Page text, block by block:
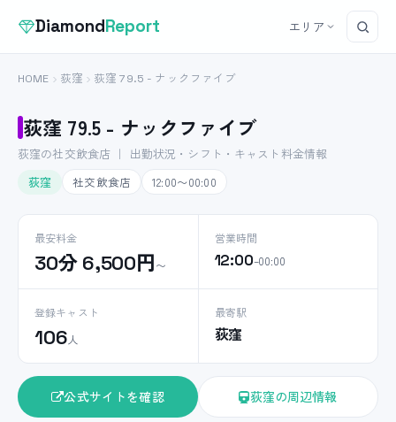
DiamondReport エリア
HOME 荻窪 荻窪 79.5 - ナックファイブ
荻窪 79.5 - ナックファイブ
荻窪の社交飲食店 ｜ 出勤状況・シフト・キャスト料金情報
荻窪
社交飲食店 12:00〜00:00
最安料金
30分 6,500円〜
営業時間
12:00–00:00
登録キャスト
106人
最寄駅
荻窪
公式サイトを確認 荻窪の周辺情報